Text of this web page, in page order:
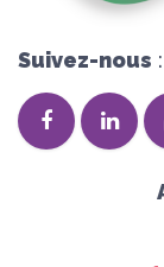
Suivez-nous :